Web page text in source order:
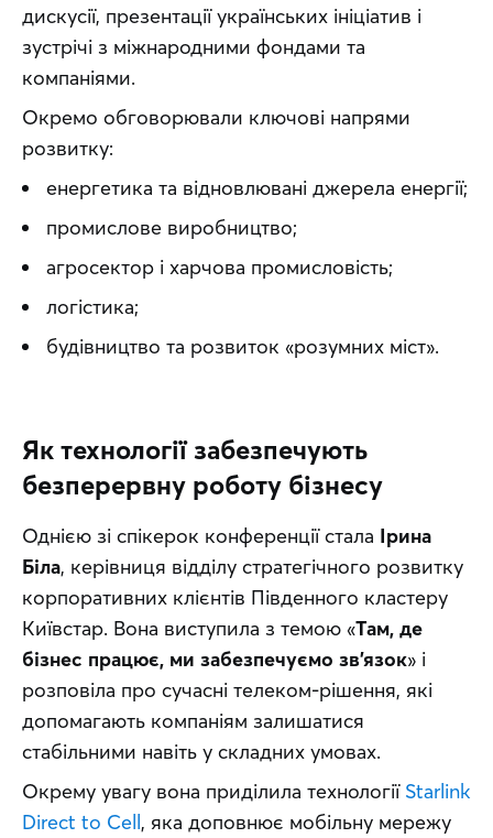
дискусії, презентації українських ініціатив і
зустрічі з міжнародними фондами та
компаніями.
Окремо обговорювали ключові напрями
розвитку:
енергетика та відновлювані джерела енергії;
промислове виробництво;
агросектор і харчова промисловість;
логістика;
будівництво та розвиток «розумних міст».
Як технології забезпечують
безперервну роботу бізнесу
Однією зі спікерок конференції стала Ірина
Біла, керівниця відділу стратегічного розвитку
корпоративних клієнтів Південного кластеру
Київстар. Вона виступила з темою «Там, де
бізнес працює, ми забезпечуємо зв’язок» і
розповіла про сучасні телеком-рішення, які
допомагають компаніям залишатися
стабільними навіть у складних умовах.
Окрему увагу вона приділила технології Starlink
Direct to Cell, яка доповнює мобільну мережу